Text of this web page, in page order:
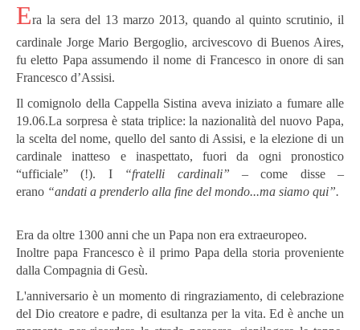
Era la sera del 13 marzo 2013, quando al quinto scrutinio, il
cardinale Jorge Mario Bergoglio, arcivescovo di Buenos Aires,
fu eletto Papa assumendo il nome di Francesco in onore di san
Francesco d’Assisi.
Il comignolo della Cappella Sistina aveva iniziato a fumare alle
19.06.La sorpresa è stata triplice: la nazionalità del nuovo Papa,
la scelta del nome, quello del santo di Assisi, e la elezione di un
cardinale inatteso e inaspettato, fuori da ogni pronostico
“ufficiale” (!). I
“fratelli cardinali” – come disse –
erano “andati a prenderlo alla fine del mondo...ma siamo qui”.
Era da oltre 1300 anni che un Papa non era extraeuropeo.
Inoltre papa Francesco è il primo Papa della storia proveniente
dalla Compagnia di Gesù.
L'anniversario è un momento di ringraziamento, di celebrazione
del Dio creatore e padre, di esultanza per la vita. Ed è anche un